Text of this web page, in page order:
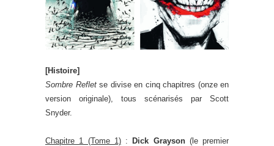
[Histoire]
Sombre Refletse divise en cinq chapitres (onze en
version originale), tous scénarisés par Scott
Snyder.
Chapitre 1 (Tome 1): Dick Grayson(le premier